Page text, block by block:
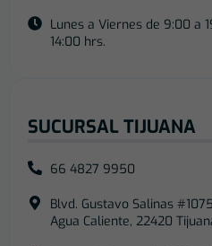
Lunes a Viernes de 9:00 a
14:00 hrs.
SUCURSAL TIJUANA
66 4827 9950
Blvd. Gustavo Salinas
Agua Caliente, 22420